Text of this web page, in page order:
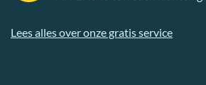
Lees alles over onze gratis service